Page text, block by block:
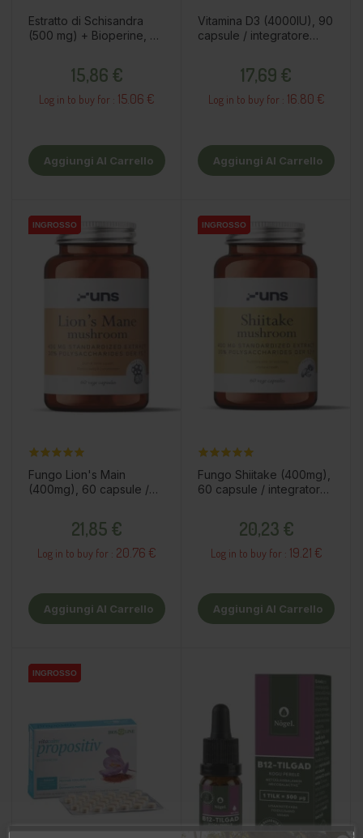
Estratto di Schisandra
(500 mg) + Bioperine, 60
15,86 €
Log in to buy for : 15.06 €
Aggiungi Al Carrello
Vitamina D3 (4000IU), 90
capsule / integratore
17,69 €
Log in to buy for : 16.80 €
Aggiungi Al Carrello
INGROSSO
INGROSSO
Fungo Lion's Main
(400mg), 60 capsule /
21,85 €
Log in to buy for : 20.76 €
Aggiungi Al Carrello
INGROSSO
INGROSSO
Fungo Shiitake (400mg),
60 capsule / integratore
20,23 €
Log in to buy for : 19.21 €
Aggiungi Al Carrello
INGROSSO
INGROSSO